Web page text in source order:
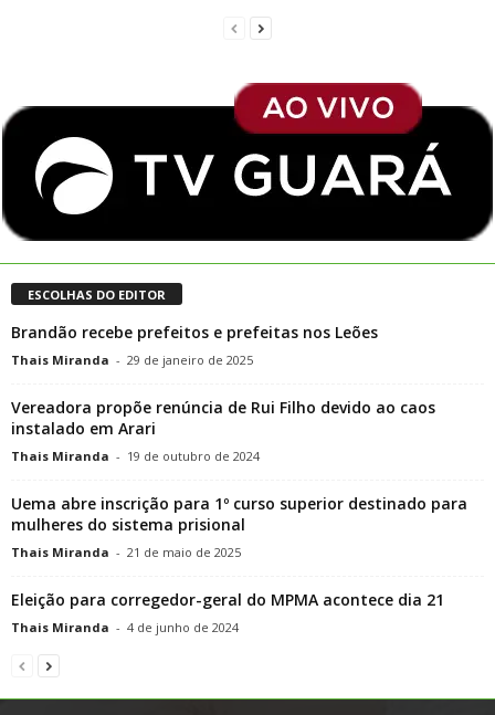
ESCOLHAS DO EDITOR
Brandão recebe prefeitos e prefeitas nos Leões
Thais Miranda - 29 de janeiro de 2025
Vereadora propõe renúncia de Rui Filho devido ao caos
instalado em Arari
Thais Miranda - 19 de outubro de 2024
Uema abre inscrição para 1º curso superior destinado para
mulheres do sistema prisional
Thais Miranda - 21 de maio de 2025
Eleição para corregedor-geral do MPMA acontece dia 21
Thais Miranda - 4 de junho de 2024